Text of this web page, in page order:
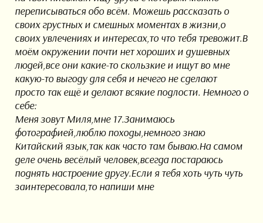
переписываться обо всём. Можешь рассказать о
своих грустных и смешных моментах в жизни,о
своих увлечениях и интересах,то что тебя тревожит.В
моём окружении почти нет хороших и душевных
людей,все они какие-то скользкие и ищут во мне
какую-то выгоду для себя и нечего не сделают
просто так ещё и делают всякие подлости. Немного о
себе:
Меня зовут Миля,мне 17.Занимаюсь
фотографией,люблю походы,немного знаю
Китайский язык,так как часто там бываю.На самом
деле очень весёлый человек,всегда постараюсь
поднять настроение другу.Если я тебя хоть чуть чуть
заинтересовала,то напиши мне